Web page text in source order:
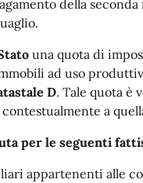
della seconda
una quota di
ad uso
D. Tale quota è
a
per le seguenti
appartenenti alle